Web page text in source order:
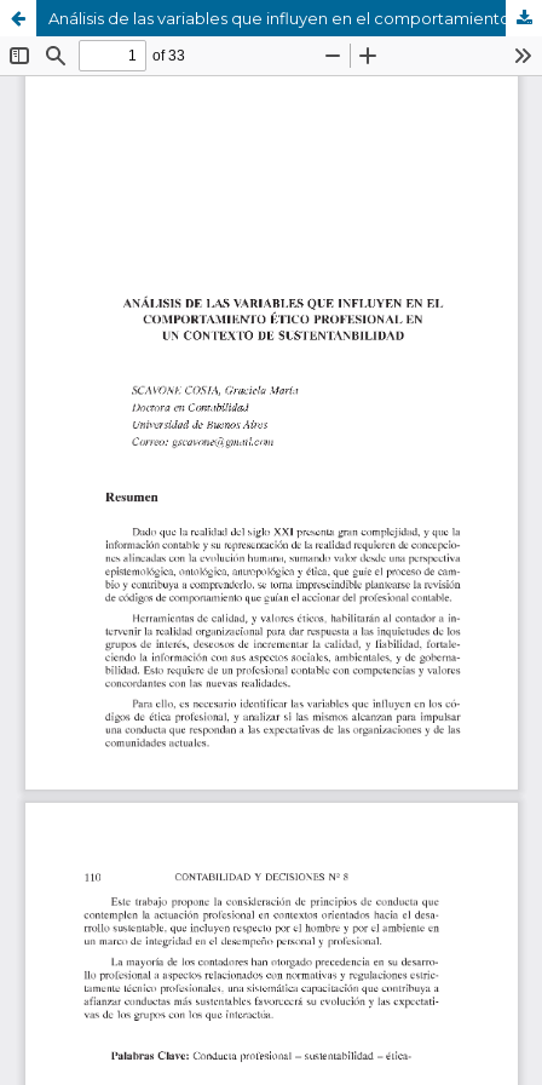
Análisis de las variables que influyen en el comportamiento ético profesional en un contexto de sustentabilidad